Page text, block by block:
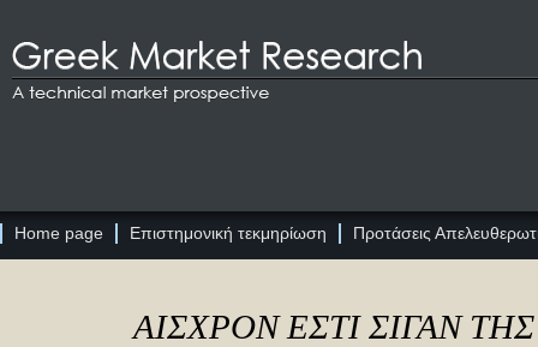
Home page Επιστημονική τεκμηρίωση Προτάσεις
ΑΙΣΧΡΟΝ ΕΣΤΙ ΣΙΓΑΝ